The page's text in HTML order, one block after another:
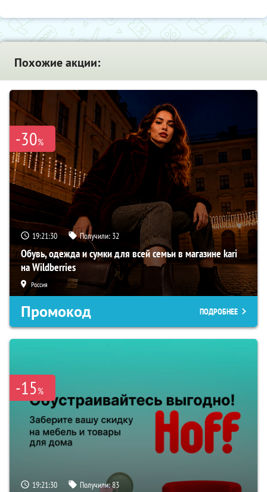
Похожие акции:
-30%
19:21:29 Получили: 32
Обувь, одежда и сумки для всей семьи в магазине kari
на Wildberries
Россия
Промокод ПОДРОБНЕЕ
-15%
19:21:29 Получили:83